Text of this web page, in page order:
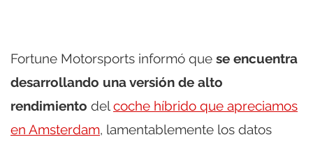
Fortune Motorsports informó que se encuentra
desarrollando una versión de alto
rendimiento delcoche híbrido que apreciamos
en Amsterdam, lamentablemente los datos